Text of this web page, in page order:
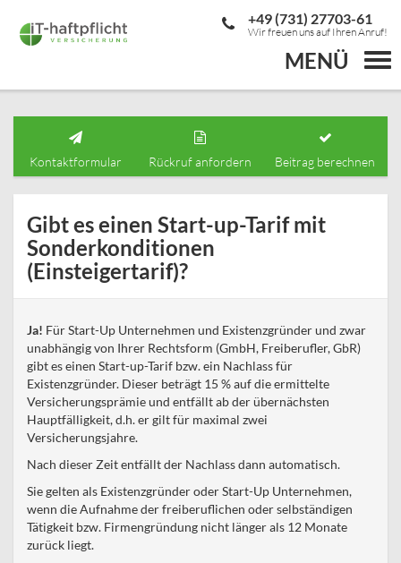
MENÜ
+49 (731) 27703-61
Wir freuen uns auf Ihren Anruf!
Kontaktformular Rückruf anfordern Beitrag berechnen
Gibt es einen Start-up-Tarif mit
Sonderkonditionen
(Einsteigertarif)?
Ja! Für Start-Up Unternehmen und Existenzgründer und zwar
unabhängig von Ihrer Rechtsform (GmbH, Freiberufler, GbR)
gibt es einen Start-up-Tarif bzw. ein Nachlass für
Existenzgründer. Dieser beträgt 15 % auf die ermittelte
Versicherungsprämie und entfällt ab der übernächsten
Hauptfälligkeit, d.h. er gilt für maximal zwei
Versicherungsjahre.
Nach dieser Zeit entfällt der Nachlass dann automatisch.
Sie gelten als Existenzgründer oder Start-Up Unternehmen,
wenn die Aufnahme der freiberuflichen oder selbständigen
Tätigkeit bzw. Firmengründung nicht länger als 12 Monate
zurück liegt.